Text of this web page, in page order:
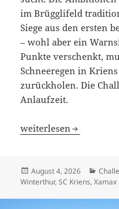
im Brügglifeld
Siege aus den ersten
– wohl aber ein
Punkte verschenkt,
Schneeregen in
zurückholen. Die
Anlaufzeit.
3. Spieltag: Die
weiterlesen
Veröffentlicht
am
August 4, 2026
Winterthur,SC Kriens,Xamax